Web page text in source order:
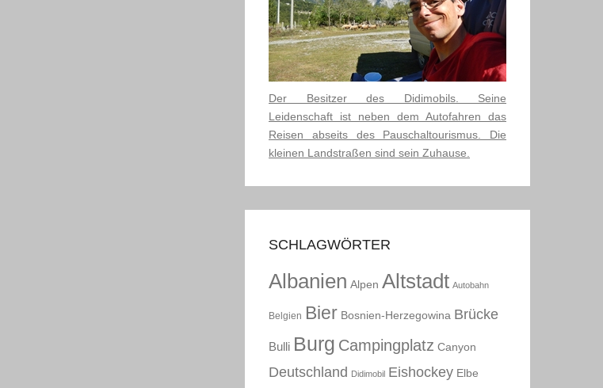
Der Besitzer des Didimobils. Seine
Leidenschaft ist neben dem Autofahren das
Reisen abseits des Pauschaltourismus. Die
kleinen Landstraßen sind sein Zuhause.
SCHLAGWÖRTER
Albanien Alpen Altstadt Autobahn
Belgien Bier Bosnien-Herzegowina Brücke
Bulli Burg Campingplatz Canyon
Deutschland Didimobil Eishockey Elbe